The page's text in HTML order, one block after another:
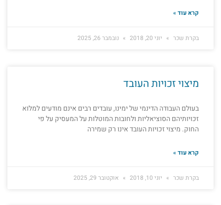
קרא עוד »
בקרת שכר יוני 20, 2018 נובמבר 26, 2025
מיצוי זכויות העובד
בעולם העבודה הדינמי של ימינו, עובדים רבים אינם מודעים למלוא
זכויותיהם הסוציאליות ולחובות המוטלות על המעסיק על פי
החוק. מיצוי זכויות העובד אינו רק שמירה
קרא עוד »
בקרת שכר יוני 10, 2018 אוקטובר 29, 2025